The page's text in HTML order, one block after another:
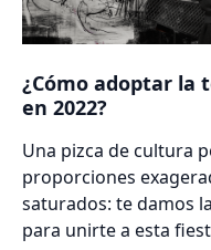
¿Cómo adoptar la
en 2022?
Una pizca de cultura
proporciones
saturados: te damos
para unirte a esta